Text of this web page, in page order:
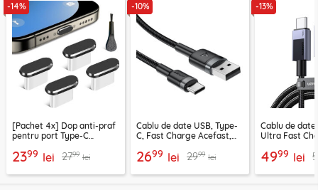
-14%
[Pachet 4x] Dop anti-praf
pentru port Type-C
2399 lei 2799 lei
-10%
Cablu de date USB, Type-
C, Fast Charge Acefast,
2699 lei 2999 lei
-13%
Cablu de date
Ultra Fast
4999 lei